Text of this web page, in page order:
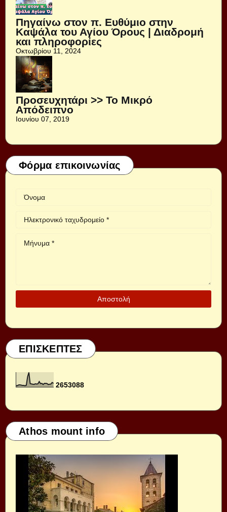
Πηγαίνω στον π. Ευθύμιο στην
Καψάλα του Αγίου Όρους | Διαδρομή
και πληροφορίες
Οκτωβρίου 11, 2024
Προσευχητάρι >> Το Μικρό
Απόδειπνο
Ιουνίου 07, 2019
Φόρμα επικοινωνίας
ΕΠΙΣΚΕΠΤΕΣ
2653088
Athos mount info